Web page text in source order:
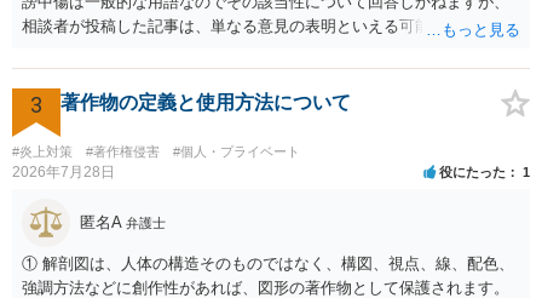
相談者が投稿した記事は、単なる意見の表明といえる可能性が高く、
て、開示請求が認められたり、民事裁判や刑事裁判に発展しうるもの
でしょうか？ →権利侵害や、名誉毀損・侮辱に該当する可能性が低い
ため、民事裁判や刑事裁判に発展することはあまり考えられないよう
に思われます。
3 著作物の定義と使用方法について
#炎上対策 #著作権侵害 #個人・プライベート
2026年7月28日 役にたった 1
匿名A 弁護士
① 解剖図は、人体の構造そのものではなく、構図、視点、線、配色、
強調方法などに創作性があれば、図形の著作物として保護されます。